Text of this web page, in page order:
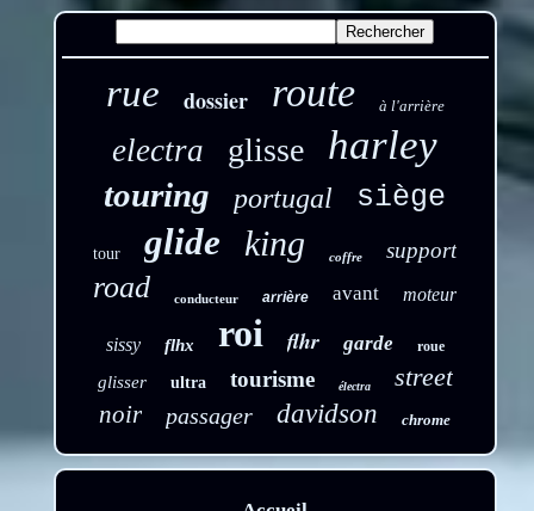
rue dossier route à l'arrière
electra glisse harley
touring portugal siège
tour glide king coffre support
road conducteur arrière avant moteur
sissy flhx roi flhr garde roue
glisser ultra tourisme électra street
noir passager davidson chrome